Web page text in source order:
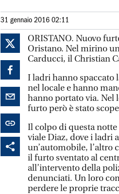
31 gennaio 2016 02:11
ORISTANO. Nuovo
Oristano. Nel mirino
Carducci, il Christian
I ladri hanno spaccato
nel locale e hanno
hanno portato via. Nel
furto però è stato
Il colpo di questa notte
viale Diaz, dove i ladri
un’automobile, l’altro
il furto sventato al
all’intervento della
denunciati. Un loro
perdere le proprie